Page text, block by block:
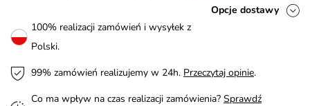
Opcje dostawy
100% realizacji zamówień i wysyłek z
Polski.
99% zamówień realizujemy w 24h. Przeczytaj opinie.
Co ma wpływ na czas realizacji zamówienia? Sprawdź